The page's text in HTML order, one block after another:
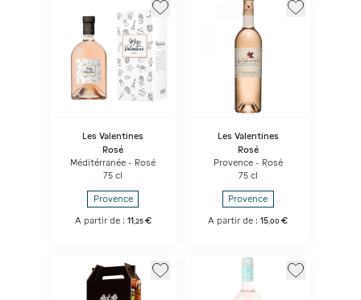
Les Valentines
Rosé
Méditérranée - Rosé
75 cl
Provence
A partir de : 11 25 €
Les Valentines
Rosé
Provence - Rosé
75 cl
Provence
A partir de :15 ,00 €